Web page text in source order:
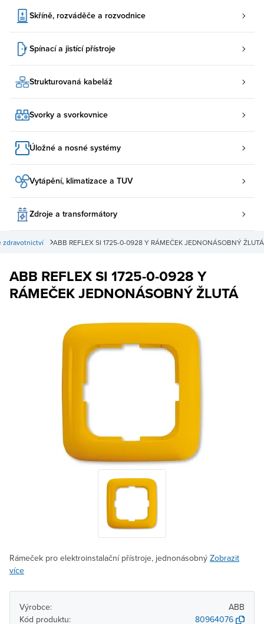
Skříně, rozváděče a rozvodnice
Spínací a jistící přístroje
Strukturovaná kabeláž
Svorky a svorkovnice
Úložné a nosné systémy
Vytápění, klimatizace a TUV
Zdroje a transformátory
ABB REFLEX SI 1725-0-0928 Y RÁMEČEK JEDNONÁSOBNÝ ŽLUTÁ
zdravotnictví
ABB REFLEX SI 1725-0-0928 Y
RÁMEČEK JEDNONÁSOBNÝ ŽLUTÁ
Rámeček pro elektroinstalační přístroje, jednonásobný Zobrazit
více
Výrobce:
ABB
Kód produktu:
80964076